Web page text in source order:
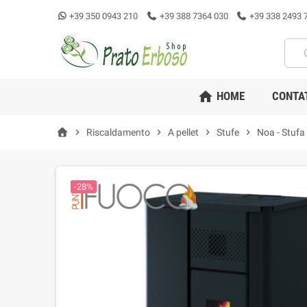
+39 350 0943 210 +39 388 7364 030 +39 338 2493
home HOME
chevron_right Riscaldamento chevron_right A pellet chevron_right Stufe chevron_right Noa -
-28%